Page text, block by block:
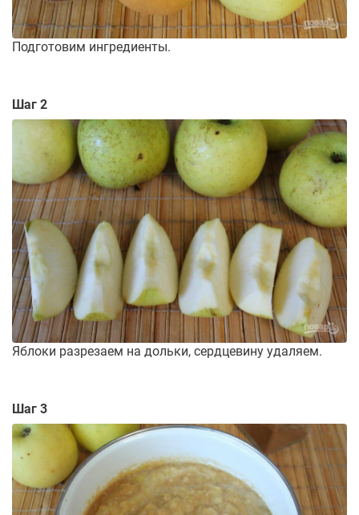
Подготовим ингредиенты.
Шаг 2
Яблоки разрезаем на дольки, сердцевину удаляем.
Шаг 3